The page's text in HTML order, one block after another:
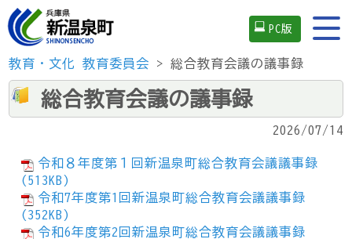
PC版
教育・文化 教育委員会 > 総合教育会議の議事録
総合教育会議の議事録
2026/07/14
令和８年度第１回新温泉町総合教育会議議事録
(513KB)
令和7年度第1回新温泉町総合教育会議議事録
(352KB)
令和6年度第2回新温泉町総合教育会議議事録